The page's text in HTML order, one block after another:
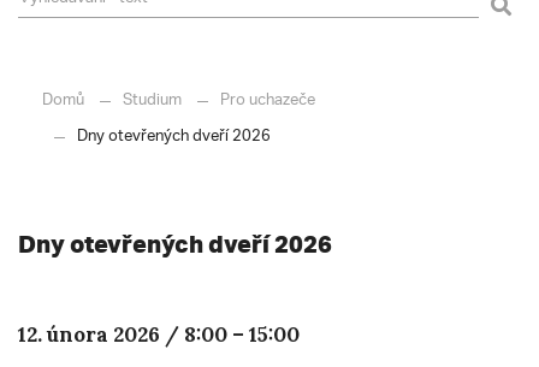
Domů Studium
Pro uchazeče
Dny otevřených dveří 2026
Dny otevřených dveří 2026
12. února 2026 / 8:00 – 15:00